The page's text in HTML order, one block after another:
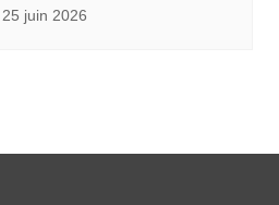
25 juin 2026